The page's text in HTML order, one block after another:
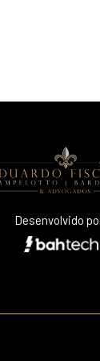
Desenvolvido